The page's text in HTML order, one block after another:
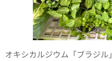
オキシカルジウム「ブラジル」